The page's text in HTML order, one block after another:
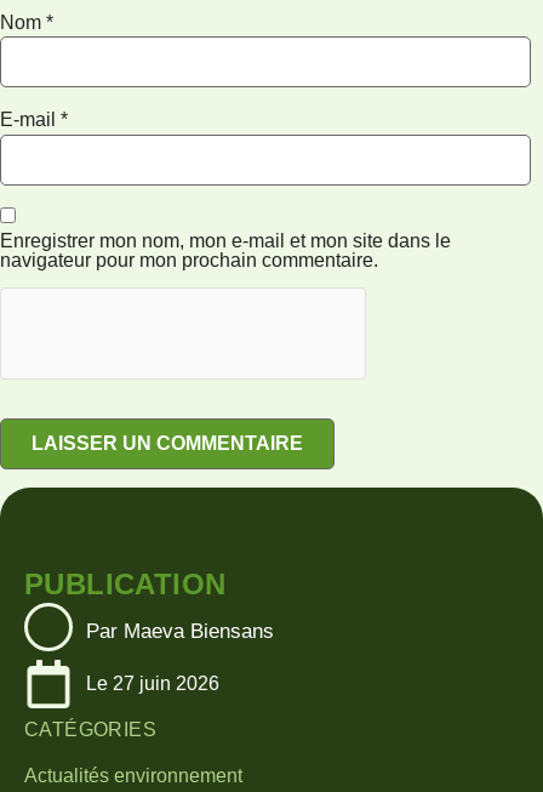
Nom *
E-mail *
Enregistrer mon nom, mon e-mail et mon site dans le
navigateur pour mon prochain commentaire.
PUBLICATION
Par Maeva Biensans
Le 27 juin 2026
CATÉGORIES
Actualités environnement